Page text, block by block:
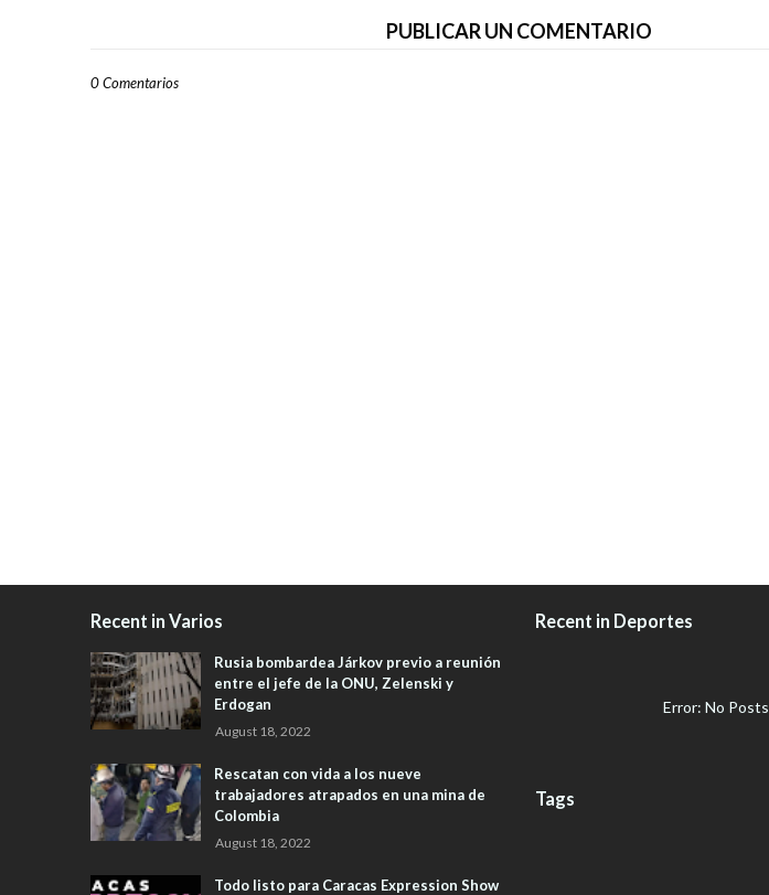
PUBLICAR UN COMENTARIO
0 Comentarios
Recent in Varios
Rusia bombardea Járkov previo a reunión
entre el jefe de la ONU, Zelenski y
Erdogan
August 18, 2022
Rescatan con vida a los nueve
trabajadores atrapados en una mina de
Colombia
August 18, 2022
Todo listo para Caracas Expression Show
Recent in Deportes
Error: No
Tags